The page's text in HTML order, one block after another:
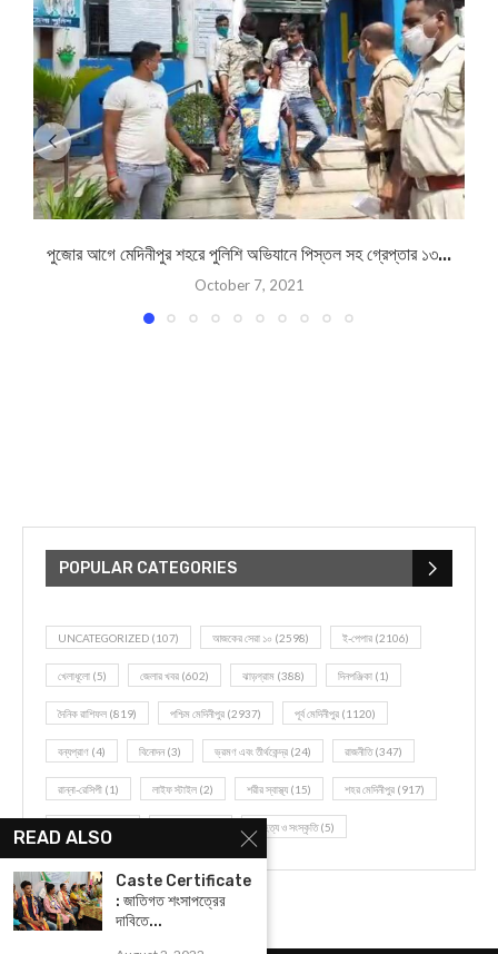
পুজোর আগে মেদিনীপুর শহরে পুলিশি অভিযানে পিস্তল সহ গ্রেপ্তার ১৩...
October 7, 2021
POPULAR CATEGORIES
UNCATEGORIZED (107) আজকের সেরা ১০ (2598) ই-পেপার (2106)
খেলাধূলো (5) জেলার খবর (602) ঝাড়গ্রাম (388) দিনপঞ্জিকা (1)
দৈনিক রাশিফল (819) পশ্চিম মেদিনীপুর (2937) পূর্ব মেদিনীপুর (1120)
বন্যপ্রাণ (4) বিনোদন(3) ভ্রমণ এবং তীর্থকেন্দ্র (24) রাজনীতি(347)
রান্না-রেসিপী (1) লাইফ স্টাইল (2) শরীর স্বাস্থ্য (15) শহর মেদিনীপুর (917)
শিক্ষা ব্যবস্থা(75) সাহিত্য ও সংস্কৃতি(5)
READ ALSO
Caste Certificate
: জাতিগত শংসাপত্রের
দাবিতে...